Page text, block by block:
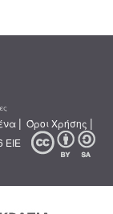
| Όροι Χρήσης |
ΕΙΕ